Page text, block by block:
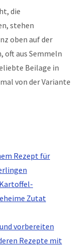
die
stehen
oben auf der
oft aus Semmeln
Beilage in
von der Variante
Rezept für
Zutat
vorbereiten
Rezepte mit